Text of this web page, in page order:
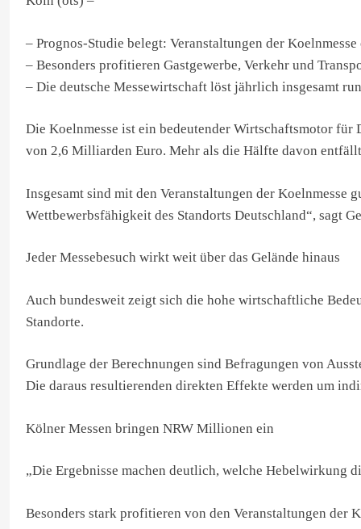
– Prognos-Studie belegt: Veranstaltungen der
– Besonders profitieren Gastgewerbe, Verkehr und
– Die deutsche Messewirtschaft löst jährlich insgesamt
Die Koelnmesse ist ein bedeutender Wirtschaftsmotor für
von 2,6 Milliarden Euro. Mehr als die Hälfte davon
Insgesamt sind mit den Veranstaltungen der
Wettbewerbsfähigkeit des Standorts Deutschland“, sagt
Jeder Messebesuch wirkt weit über das Gelände hinaus
Auch bundesweit zeigt sich die hohe wirtschaftliche
Standorte.
Grundlage der Berechnungen sind Befragungen von
Die daraus resultierenden direkten Effekte werden um
Kölner Messen bringen NRW Millionen ein
„Die Ergebnisse machen deutlich, welche Hebelwirkung
Besonders stark profitieren von den Veranstaltungen der